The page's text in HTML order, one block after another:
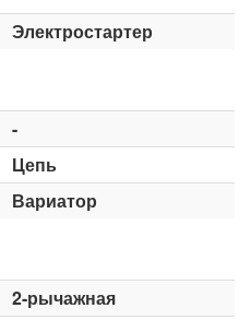
Электростартер
-
Цепь
Вариатор
2-рычажная